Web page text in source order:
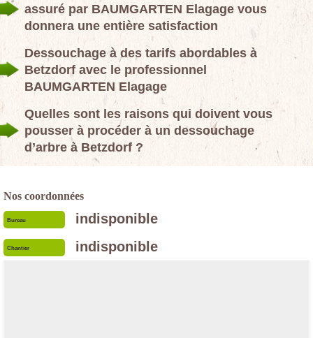
assuré par BAUMGARTEN Elagage vous
donnera une entière satisfaction
Dessouchage à des tarifs abordables à
Betzdorf avec le professionnel
BAUMGARTEN Elagage
Quelles sont les raisons qui doivent vous
pousser à procéder à un dessouchage
d’arbre à Betzdorf ?
Nos coordonnées
Bureau indisponible
Chantier indisponible